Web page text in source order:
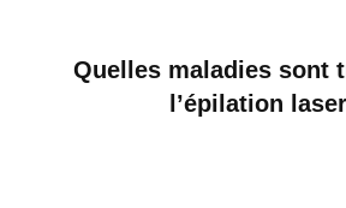
Quelles maladies sont
l’épilation